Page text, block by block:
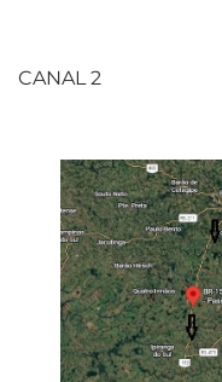
CANAL 2